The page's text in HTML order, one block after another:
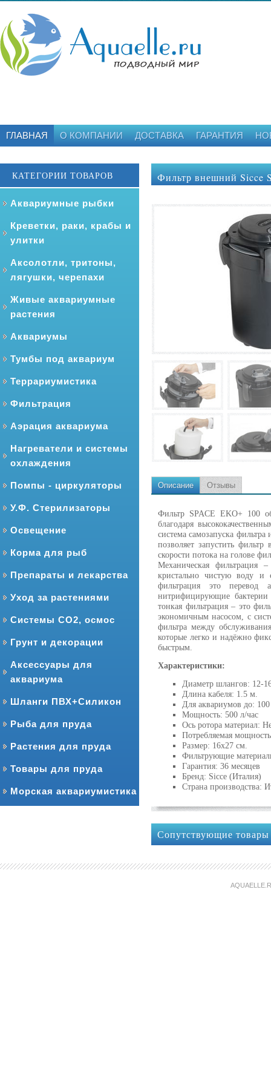
ГЛАВНАЯ О КОМПАНИИ ДОСТАВКА ГАРАНТИЯ
КАТЕГОРИИ ТОВАРОВ
Аквариумные рыбки
Креветки, раки, крабы и
улитки
Аксолотли, тритоны,
лягушки, черепахи
Живые аквариумные
растения
Аквариумы
Тумбы под аквариум
Террариумистика
Фильтрация
Аэрация аквариума
Нагреватели и системы
охлаждения
Помпы - циркуляторы
У.Ф. Стерилизаторы
Освещение
Корма для рыб
Препараты и лекарства
Уход за растениями
Системы CO2, осмос
Грунт и декорации
Аксессуары для
аквариума
Шланги ПВХ+Силикон
Рыба для пруда
Растения для пруда
Товары для пруда
Морская аквариумистика
Фильтр внешний Sicce
Описание Отзывы
Фильтр SPACE EKO+ 100
благодаря
система самозапуска
позволяет запустить
скорости потока на голове
Механическая фильтрация
кристально чистую воду и
фильтрация это
нитрифицирующие бактерии
тонкая фильтрация – это
экономичным насосом, с
фильтра между
которые легко и надёжно
быстрым.
Характеристики:
Диаметр шлангов: 12-
Длина кабеля: 1.5 м.
Для аквариумов до:
Мощность: 500 л/час
Ось ротора материал:
Потребляемая
Размер: 16х27 см.
Фильтрующие
Гарантия: 36 месяцев
Бренд: Sicce (Италия)
Страна производства:
Сопутствующие товары